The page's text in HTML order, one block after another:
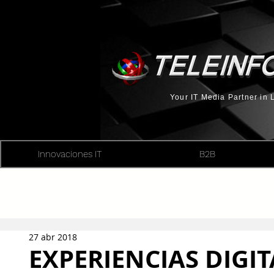
Your IT Media Partner in
Innovaciones IT B2B
EXPERIENCIAS
27 abr 2018